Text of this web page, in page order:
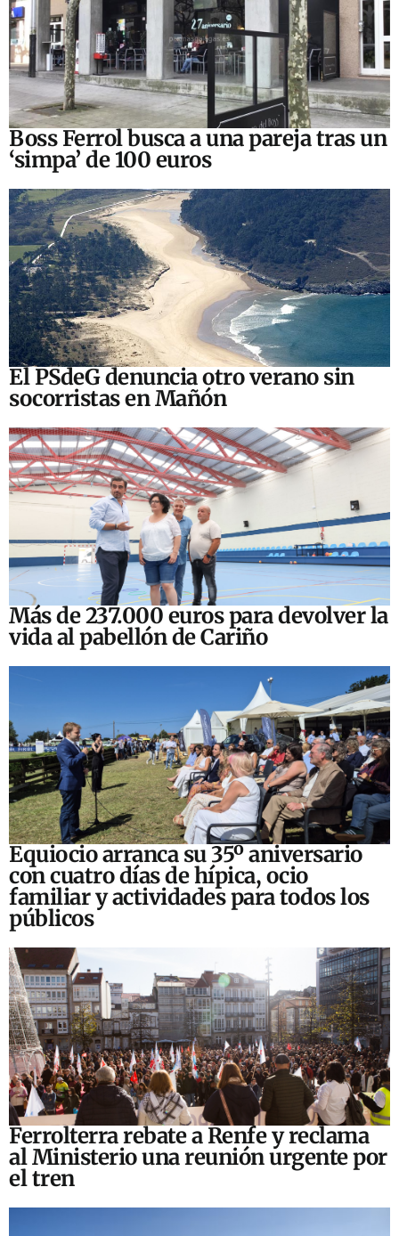
Boss Ferrol busca a una pareja tras un
‘simpa’ de 100 euros
El PSdeG denuncia otro verano sin
socorristas en Mañón
Más de 237.000 euros para devolver la
vida al pabellón de Cariño
Equiocio arranca su 35º aniversario
con cuatro días de hípica, ocio
familiar y actividades para todos los
públicos
Ferrolterra rebate a Renfe y reclama
al Ministerio una reunión urgente por
el tren